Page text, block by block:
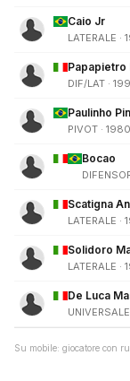
Caio Jr
LATERALE ·
Papapietro
DIF/LAT ·
Paulinho
PIVOT ·
Bocao
Scatigna
LATERALE ·
Solidoro
LATERALE ·
De Luca
Su mobile: giocatore con